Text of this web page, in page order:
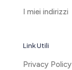
I miei indirizzi
Link Utili
Privacy Policy